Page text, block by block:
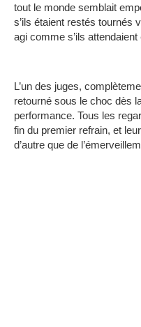
tout le monde semblait
s’ils étaient restés tournés
agi comme s’ils
L’un des juges,
retourné sous le choc dès
performance. Tous les
fin du premier refrain, et
d’autre que de